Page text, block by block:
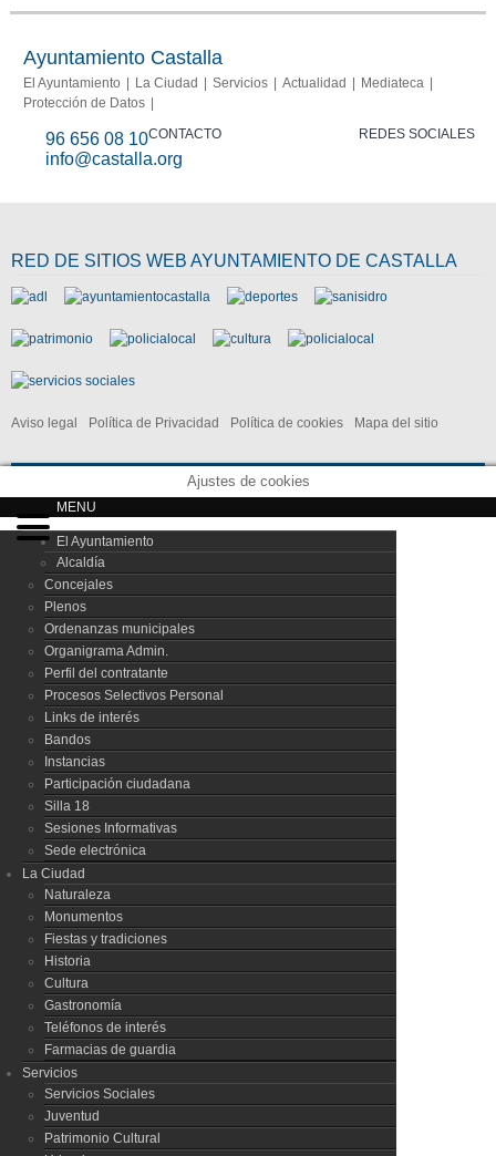
Photovoltaic
Fraud
Ayuntamiento Castalla
El Ayuntamiento La Ciudad Servicios Actualidad
Mediateca
Protección de Datos
CONTACTO
96 656 08 10
info@castalla.org
REDES SOCIALES
RED DE SITIOS WEB AYUNTAMIENTO DE CASTALLA
Aviso legal Política de Privacidad Política de cookies Mapa del sitio
Ajustes de cookies
MENU
El Ayuntamiento
Alcaldía
Concejales
Plenos
Ordenanzas municipales
Organigrama Admin.
Perfil del contratante
Procesos Selectivos Personal
Links de interés
Bandos
Instancias
Participación ciudadana
Silla 18
Sesiones Informativas
Sede electrónica
La Ciudad
Naturaleza
Monumentos
Fiestas y tradiciones
Historia
Cultura
Gastronomía
Teléfonos de interés
Farmacias de guardia
Servicios
Servicios Sociales
Juventud
Patrimonio Cultural